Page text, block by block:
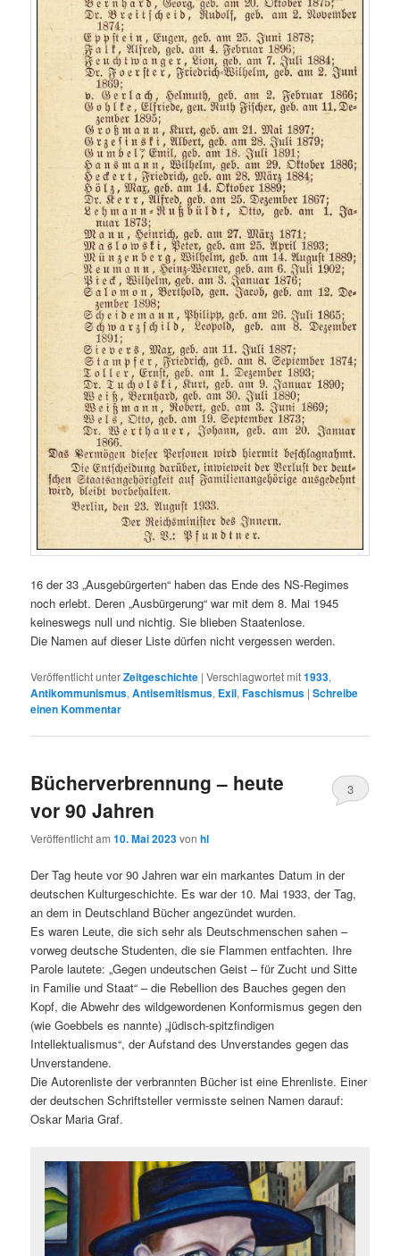
16 der 33 „Ausgebürgerten“ haben das Ende des NS-Regimes
noch erlebt. Deren „Ausbürgerung“ war mit dem 8. Mai 1945
keineswegs null und nichtig. Sie blieben Staatenlose.
Die Namen auf dieser Liste dürfen nicht vergessen werden.
Veröffentlicht unterZeitgeschichte |Verschlagwortet mit1933,
Antikommunismus,Antisemitismus, Exil,Faschismus |Schreibe
einen Kommentar
Bücherverbrennung – heute
vor 90 Jahren
Veröffentlicht am10. Mai 2023vonhl
3
Der Tag heute vor 90 Jahren war ein markantes Datum in der
deutschen Kulturgeschichte. Es war der 10. Mai 1933, der Tag,
an dem in Deutschland Bücher angezündet wurden.
Es waren Leute, die sich sehr als Deutschmenschen sahen –
vorweg deutsche Studenten, die sie Flammen entfachten. Ihre
Parole lautete: „Gegen undeutschen Geist – für Zucht und Sitte
in Familie und Staat“ – die Rebellion des Bauches gegen den
Kopf, die Abwehr des wildgewordenen Konformismus gegen den
(wie Goebbels es nannte) „jüdisch-spitzfindigen
Intellektualismus“, der Aufstand des Unverstandes gegen das
Unverstandene.
Die Autorenliste der verbrannten Bücher ist eine Ehrenliste. Einer
der deutschen Schriftsteller vermisste seinen Namen darauf:
Oskar Maria Graf.